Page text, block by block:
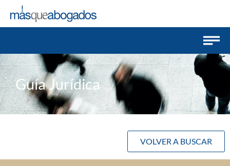
Guía Jurídica
VOLVER A BUSCAR